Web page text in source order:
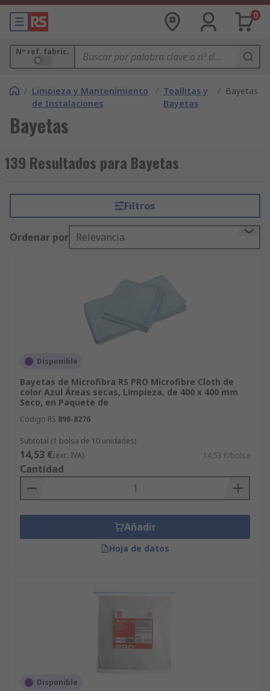
0
Nº ref. fabric.
/ Limpieza y Mantenimiento
de Instalaciones
/ Toallitas y
Bayetas
/ Bayetas
Bayetas
139 Resultados para Bayetas
Filtros
Ordenar por Relevancia
Disponible
Bayetas de Microfibra RS PRO Microfibre Cloth de
color Azul Áreas secas, Limpieza, de 400 x 400 mm
Seco, en Paquete de
Código RS 898-8276
Subtotal (1 bolsa de 10 unidades)
14,53 €(exc. IVA) 14,53 €/bolsa
Cantidad
Añadir
Hoja de datos
Disponible